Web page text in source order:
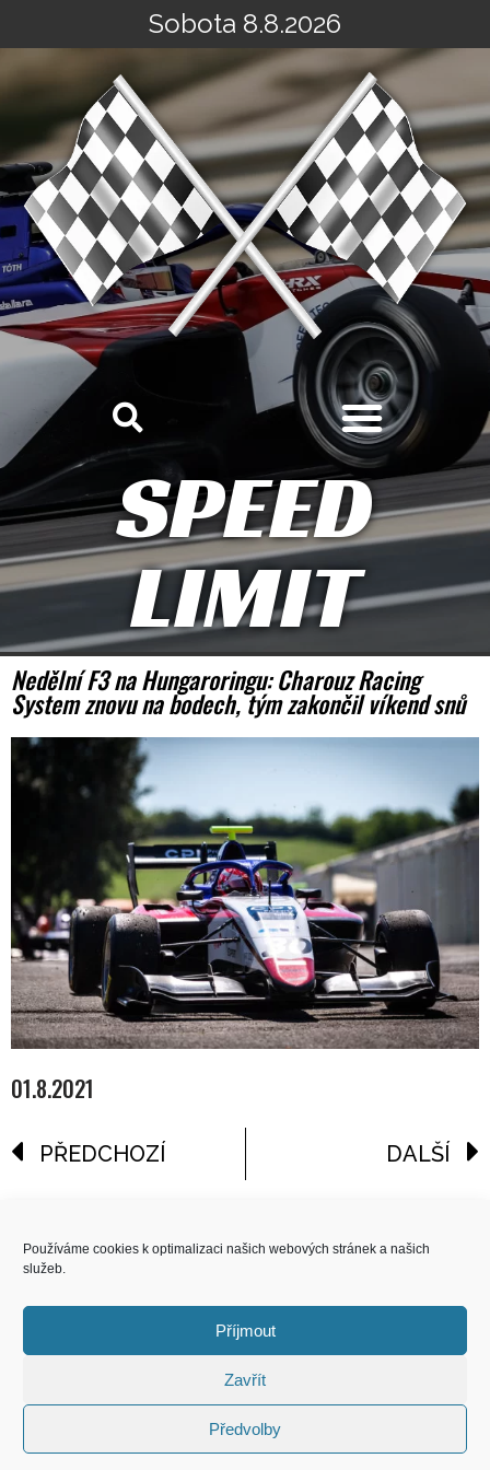
Používáme cookies k optimalizaci našich webových stránek a našich
služeb.
Příjmout
Zavřít
Předvolby
na
Sobota 8.8.2026
SPEED
LIMIT
Nedělní F3 na Hungaroringu: Charouz Racing
System znovu na bodech, tým zakončil víkend snů
01.8.2021
PŘEDCHOZÍ DALŠÍ
COPYRIGHT
© 2026 Speed Limit,
All Rights Reserved